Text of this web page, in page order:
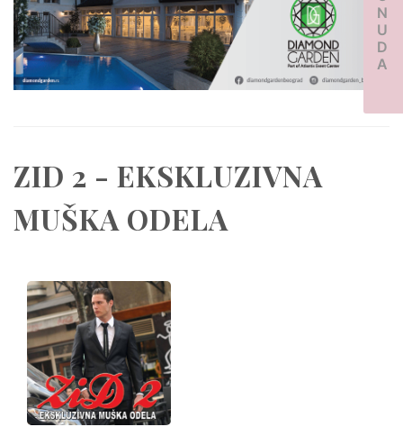
PONUDA
ZID 2 - EKSKLUZIVNA
MUŠKA ODELA